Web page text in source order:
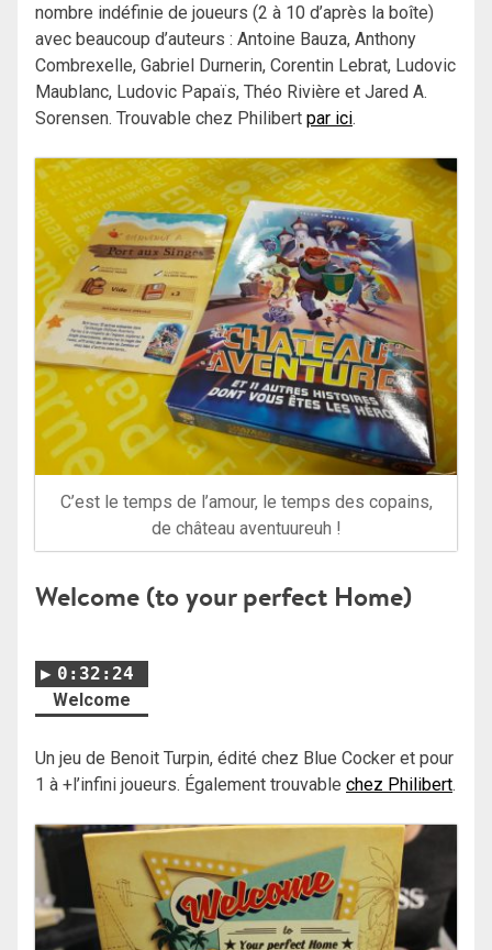
nombre indéfinie de joueurs (2 à 10 d’après la boîte)
avec beaucoup d’auteurs : Antoine Bauza, Anthony
Combrexelle, Gabriel Durnerin, Corentin Lebrat, Ludovic
Maublanc, Ludovic Papaïs, Théo Rivière et Jared A.
Sorensen. Trouvable chez Philibert par ici.
C’est le temps de l’amour, le temps des copains,
de château aventuureuh !
Welcome (to your perfect Home)
0:32:24
Welcome
Un jeu de Benoit Turpin, édité chez Blue Cocker et pour
1 à +l’infini joueurs. Également trouvable chez Philibert.